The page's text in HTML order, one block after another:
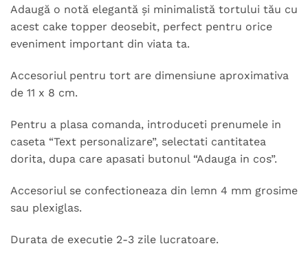
Adaugă o notă elegantă și minimalistă tortului tău cu
acest cake topper deosebit, perfect pentru orice
eveniment important din viata ta.
Accesoriul pentru tort are dimensiune aproximativa
de 11 x 8 cm.
Pentru a plasa comanda, introduceti prenumele in
caseta “Text personalizare”, selectati cantitatea
dorita, dupa care apasati butonul “Adauga in cos”.
Accesoriul se confectioneaza din lemn 4 mm grosime
sau plexiglas.
Durata de executie 2-3 zile lucratoare.